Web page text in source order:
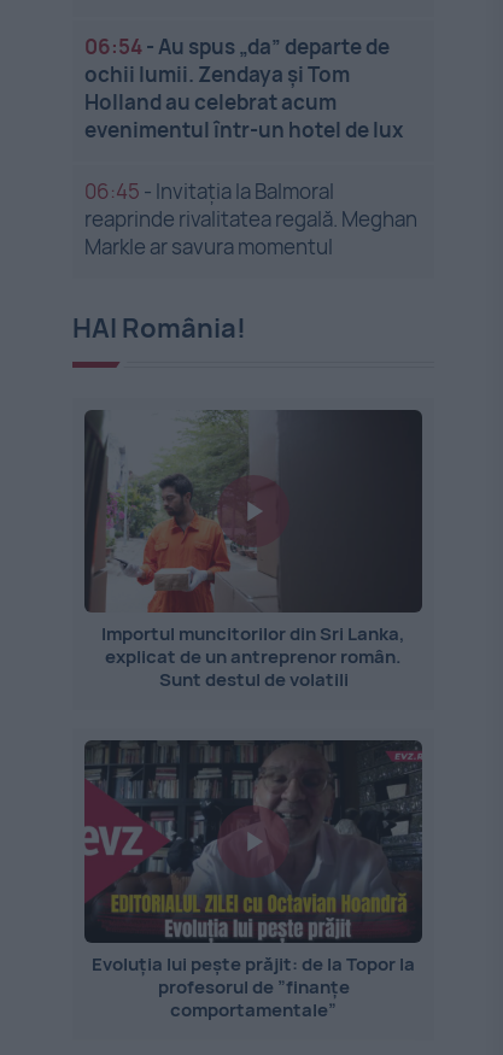
06:54-Au spus „da” departe de
ochii lumii. Zendaya și Tom
Holland au celebrat acum
evenimentul într-un hotel de lux
06:45 - Invitația la Balmoral
reaprinde rivalitatea regală. Meghan
Markle ar savura momentul
HAI România!
Importul muncitorilor din Sri Lanka,
explicat de un antreprenor român.
Sunt destul de volatili
Evoluția lui pește prăjit: de la Topor la
profesorul de ”finanțe
comportamentale”